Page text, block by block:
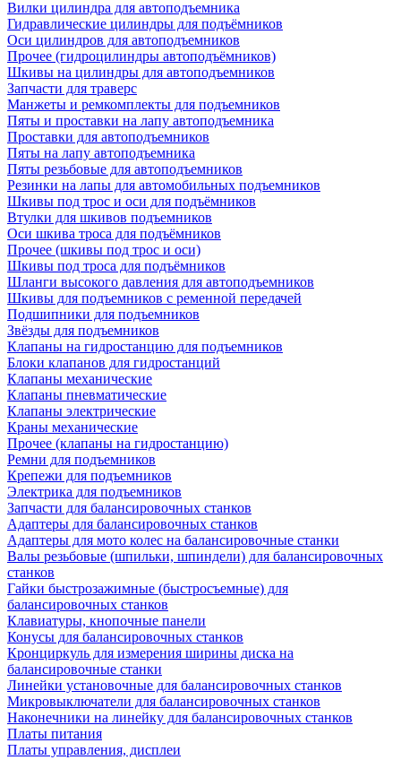
Вилки цилиндра для автоподъемника
Гидравлические цилиндры для подъёмников
Оси цилиндров для автоподъемников
Прочее (гидроцилиндры автоподъёмников)
Шкивы на цилиндры для автоподъемников
Запчасти для траверс
Манжеты и ремкомплекты для подъемников
Пяты и проставки на лапу автоподъемника
Проставки для автоподъемников
Пяты на лапу автоподъемника
Пяты резьбовые для автоподъемников
Резинки на лапы для автомобильных подъемников
Шкивы под трос и оси для подъёмников
Втулки для шкивов подъемников
Оси шкива троса для подъёмников
Прочее (шкивы под трос и оси)
Шкивы под троса для подъёмников
Шланги высокого давления для автоподъемников
Шкивы для подъемников с ременной передачей
Подшипники для подъемников
Звёзды для подъемников
Клапаны на гидростанцию для подъемников
Блоки клапанов для гидростанций
Клапаны механические
Клапаны пневматические
Клапаны электрические
Краны механические
Прочее (клапаны на гидростанцию)
Ремни для подъемников
Крепежи для подъемников
Электрика для подъемников
Запчасти для балансировочных станков
Адаптеры для балансировочных станков
Адаптеры для мото колес на балансировочные станки
Валы резьбовые (шпильки, шпиндели) для балансировочных
станков
Гайки быстрозажимные (быстросъемные) для
балансировочных станков
Клавиатуры, кнопочные панели
Конусы для балансировочных станков
Кронциркуль для измерения ширины диска на
балансировочные станки
Линейки установочные для балансировочных станков
Микровыключатели для балансировочных станков
Наконечники на линейку для балансировочных станков
Платы питания
Платы управления, дисплеи